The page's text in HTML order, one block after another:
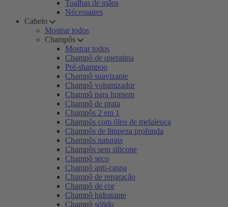
Toalhas de mãos
Nécessaires
Cabelo
Mostrar todos
Champôs
Mostrar todos
Champô de queratina
Pré-shampoo
Champô suavizante
Champô volumizador
Champô para homem
Champô de prata
Champôs 2 em 1
Champôs com óleo de melaleuca
Champôs de limpeza profunda
Champôs naturais
Champôs sem silicone
Champô seco
Champô anti-caspa
Champô de reparação
Champô de cor
Champô hidratante
Champô sólido